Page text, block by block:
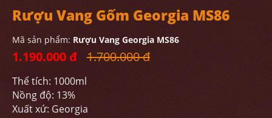
Rượu Vang Gốm Georgia MS86
Mã sản phẩm: Rượu Vang Georgia MS86
1.190.000 đ 1.700.000 đ
Thể tích: 1000ml
Nồng độ: 13%
Xuất xứ: Georgia